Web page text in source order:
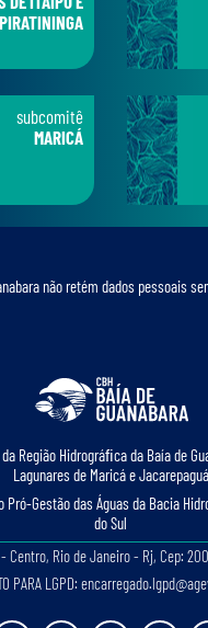
PIRATININGA
subcomitê
MARICÁ
não retém dados pessoais
Região Hidrográﬁca da Baía de
Lagunares de Maricá e Jacarepaguá
Pró-Gestão das Águas da Bacia
do Sul
Centro, Rio de Janeiro - Rj, Cep:
PARA LGPD: